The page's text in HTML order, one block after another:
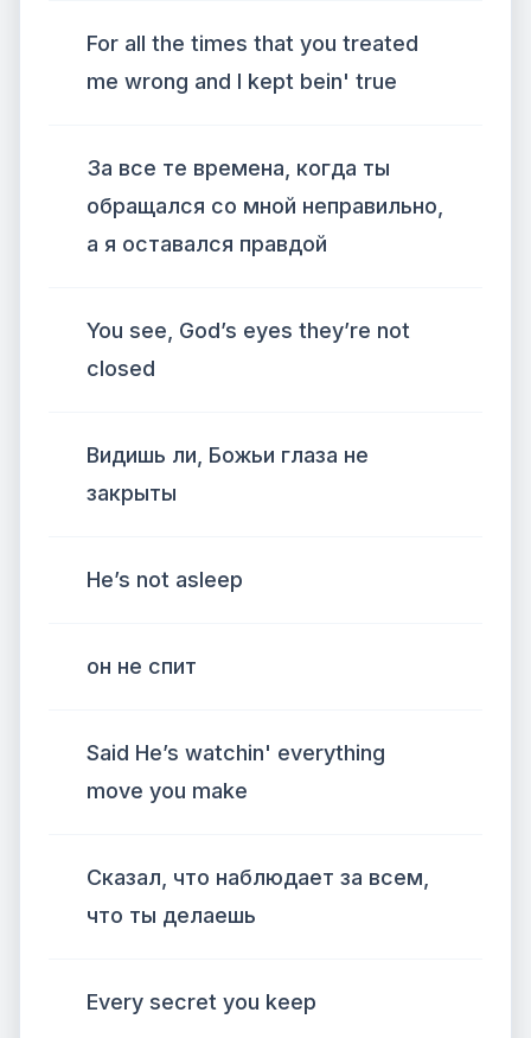
For all the times that you treated
me wrong and I kept bein' true
За все те времена, когда ты
обращался со мной неправильно,
а я оставался правдой
You see, God’s eyes they’re not
closed
Видишь ли, Божьи глаза не
закрыты
He’s not asleep
он не спит
Said He’s watchin' everything
move you make
Сказал, что наблюдает за всем,
что ты делаешь
Every secret you keep